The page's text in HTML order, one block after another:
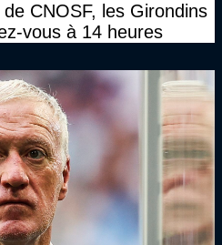
CNOSF, les Girondins
vous à 14 heures